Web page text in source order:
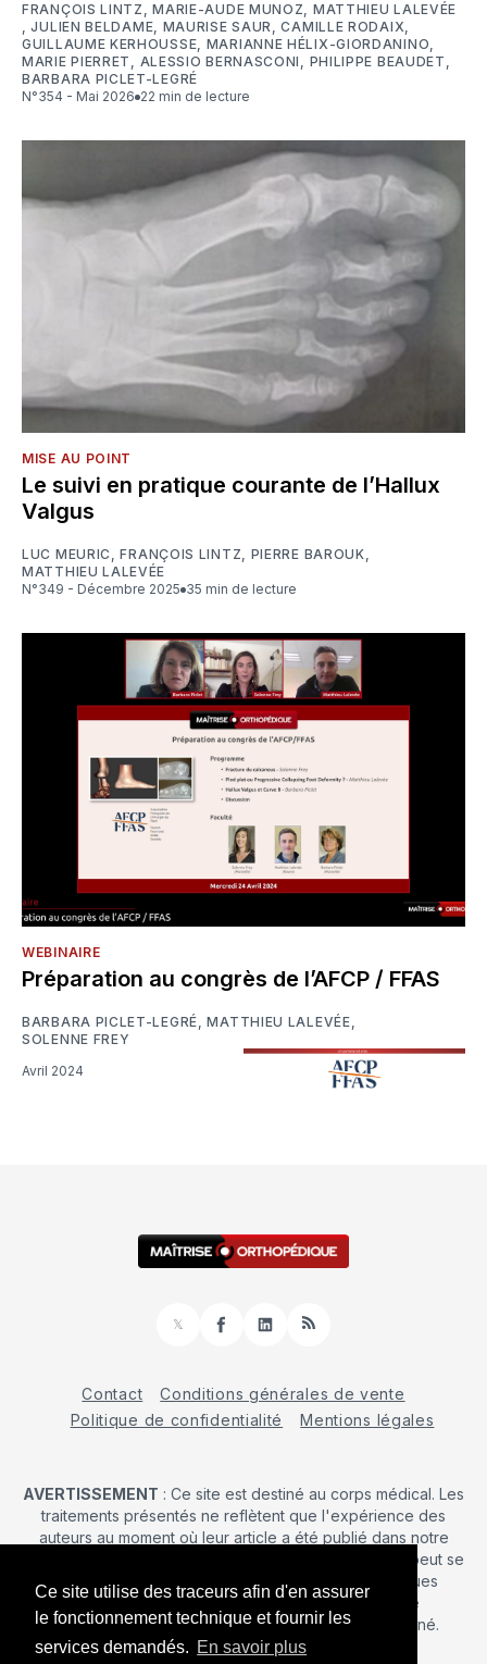
Ce site utilise des traceurs afin d'en assurer
le fonctionnement technique et fournir les
services demandés. En savoir plus
FRANÇOIS LINTZ ,MARIE-AUDE MUNOZ, MATTHIEU LALEVÉE
,JULIEN BELDAME, MAURISE SAUR,CAMILLE RODAIX,
GUILLAUME KERHOUSSE, MARIANNE HÉLIX-GIORDANINO,
MARIE PIERRET , ALESSIO BERNASCONI , PHILIPPE BEAUDET ,
BARBARA PICLET-LEGRÉ
N°354 - Mai 2026
22 min de lecture
MISE AU POINT
Le suivi en pratique courante de l’Hallux
Valgus
LUC MEURIC ,FRANÇOIS LINTZ, PIERRE BAROUK,
MATTHIEU LALEVÉE
N°349 - Décembre 2025
35 min de lecture
WEBINAIRE
Préparation au congrès de l’AFCP / FFAS
BARBARA PICLET-LEGRÉ ,MATTHIEU LALEVÉE
SOLENNE FREY
Avril 2024
𝕏
FacebookLinkedInRSS
Contact
Conditions générales de vente
Politique de confidentialité
Mentions légales
AVERTISSEMENT : Ce site est destiné au corps médical. Les
traitements présentés ne reflètent que l'expérience des
auteurs au moment où leur article a été publié dans notre
journal. La décision d’une intervention chirurgicale ne peut se
prendre qu'après un examen clinique. Les techniques
publiées ici ne sauraient justifier une quelconque
revendication de la part d'un soignant ou d'un soigné.